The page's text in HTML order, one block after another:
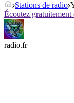
Stations de radio
Écoutez
radio.fr